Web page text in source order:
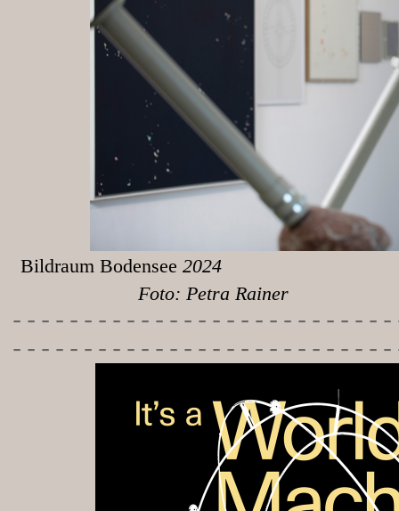
Bildraum Bodensee
Foto: Petra Rainer
-----------